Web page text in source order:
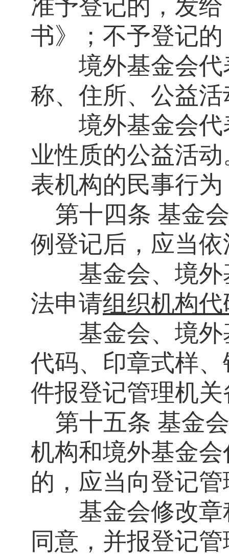
准予登记的，发
书》；不予登记
境外基金会代
称、住所、公益
境外基金会代
业性质的公益活
表机构的民事行
第十四条 基金
例登记后，应当
基金会、境外
法申请组织机构代
基金会、境外
代码、印章式样
件报登记管理机
第十五条 基金
机构和境外基金
的，应当向登记
基金会修改章
同意，并报登记